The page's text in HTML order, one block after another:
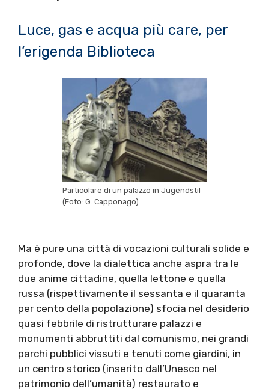
Luce, gas e acqua più care, per
l’erigenda Biblioteca
Particolare di un palazzo in Jugendstil
(Foto: G. Capponago)
Ma è pure una città di vocazioni culturali solide e
profonde, dove la dialettica anche aspra tra le
due anime cittadine, quella lettone e quella
russa (rispettivamente il sessanta e il quaranta
per cento della popolazione) sfocia nel desiderio
quasi febbrile di ristrutturare palazzi e
monumenti abbruttiti dal comunismo, nei grandi
parchi pubblici vissuti e tenuti come giardini, in
un centro storico (inserito dall’Unesco nel
patrimonio dell’umanità) restaurato e